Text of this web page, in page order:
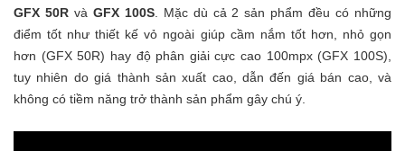
GFX 50R và GFX 100S. Mặc dù cả 2 sản phẩm đều có những
điểm tốt như thiết kế vỏ ngoài giúp cầm nắm tốt hơn, nhỏ gọn
hơn (GFX 50R) hay độ phân giải cực cao 100mpx (GFX 100S),
tuy nhiên do giá thành sản xuất cao, dẫn đến giá bán cao, và
không có tiềm năng trở thành sản phẩm gây chú ý.